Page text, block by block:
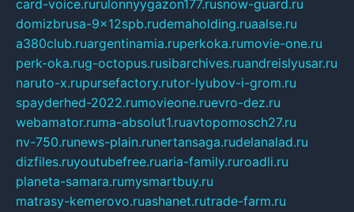
card-voice.rurulonnyygazon177.rusnow-guard.ru
domizbrusa-9x12spb.rudemaholding.ruaalse.ru
a380club.ruargentinamia.ruperkoka.rumovie-one.ru
perk-oka.rug-octopus.rusibarchives.ruandreislyusar.ru
naruto-x.rupursefactory.rutor-lyubov-i-grom.ru
spayderhed-2022.rumovieone.ruevro-dez.ru
webamator.ruma-absolut1.ruavtopomosch27.ru
nv-750.runews-plain.runertansaga.rudelanalad.ru
dizfiles.ruyoutubefree.ruaria-family.ruroadli.ru
planeta-samara.rumysmartbuy.ru
matrasy-kemerovo.ruashanet.rutrade-farm.ru